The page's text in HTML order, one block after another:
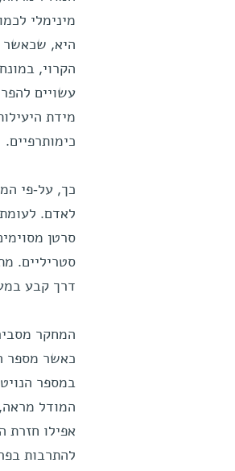
מינימלי
היא, שכאשר
הקרוי,
עשויים
מידת
כימותרפיים.
כך, על-פי
לאדם.
סרטן
סטריליים.
דרך קבע
המחקר
כאשר מספר
במספר
המודל
אפילו חזרת
להתרבות